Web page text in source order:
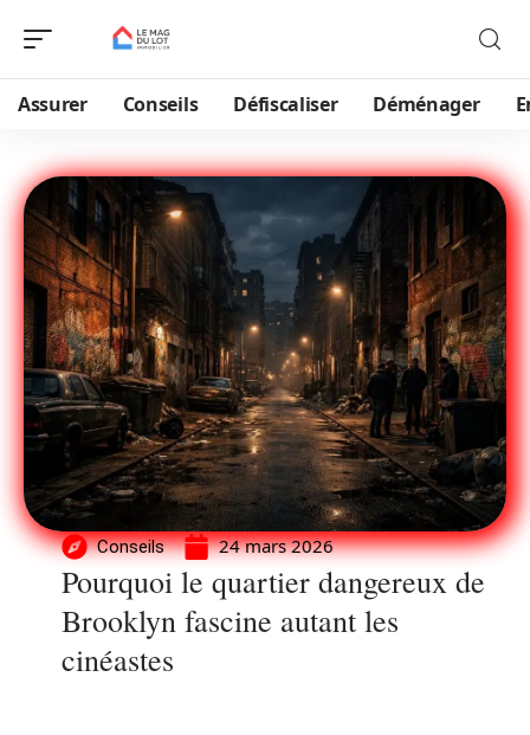
Assurer Conseils Défiscaliser Déménager
Conseils 24 mars 2026
Pourquoi le quartier dangereux de
Brooklyn fascine autant les
cinéastes